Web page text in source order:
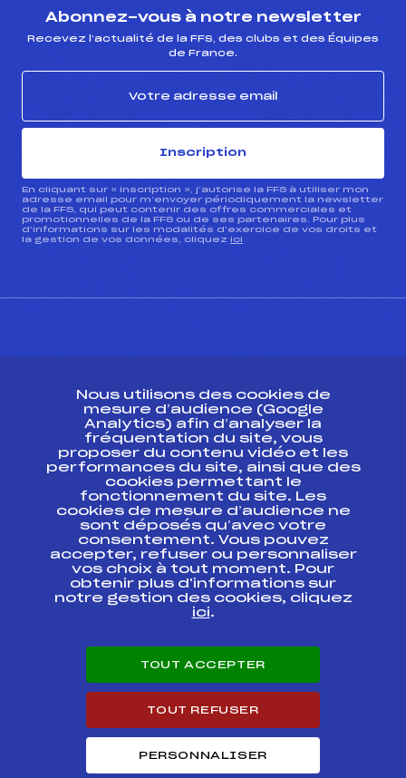
Abonnez-vous à notre newsletter
Recevez l’actualité de la FFS, des clubs et des Équipes
de France.
Inscription
En cliquant sur « inscription », j’autorise la FFS à utiliser mon
adresse email pour m’envoyer périodiquement la newsletter
de la FFS, qui peut contenir des offres commerciales et
promotionnelles de la FFS ou de ses partenaires. Pour plus
d’informations sur les modalités d’exercice de vos droits et
la gestion de vos données, cliquez ici
ESPACE PRESSE
Ressources
Pass’Neige
Projet sportif fédéral
Projet de performance fédéral
Antidopage
Pôle Développement, Formation, Suivi
Scientifique
Listes ministérielles
Pôle vie de l’athlète
Carrières
Nous utilisons des cookies de
mesure d’audience (Google
Analytics) afin d’analyser la
fréquentation du site, vous
proposer du contenu vidéo et les
performances du site, ainsi que des
cookies permettant le
fonctionnement du site. Les
cookies de mesure d’audience ne
sont déposés qu’avec votre
consentement. Vous pouvez
accepter, refuser ou personnaliser
vos choix à tout moment. Pour
obtenir plus d'informations sur
notre gestion des cookies, cliquez
ici.
TOUT ACCEPTER
TOUT REFUSER
PERSONNALISER